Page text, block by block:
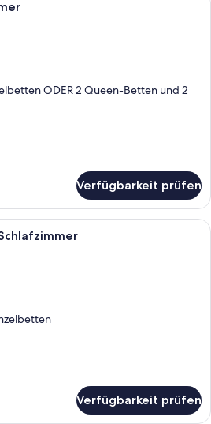
ODER 2 Queen-Betten und 2
Verfügbarkeit prüfen
Ein Hotelzimmer mit zwei Betten,
Verfügbarkeit prüfen